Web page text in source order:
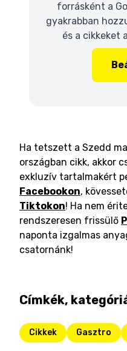
forrásként a
gyakrabban
és a cikkeket
Ha tetszett a Szedd
országban cikk, akkor
exkluzív tartalmakért
Facebookon,
Tiktokon! Ha nem
rendszeresen frissülő
naponta izgalmas
csatornánk!
Címkék,
Cikkek Gasztro